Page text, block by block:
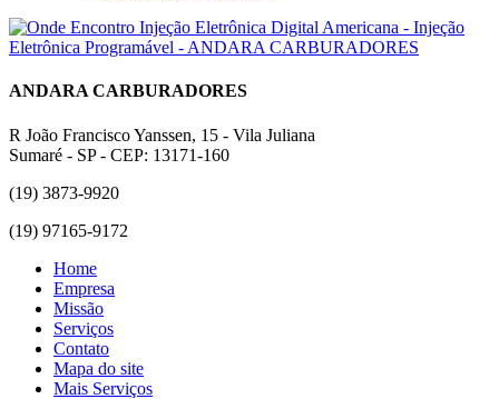
ANDARA CARBURADORES
R João Francisco Yanssen, 15 - Vila Juliana
Sumaré - SP - CEP: 13171-160
(19) 3873-9920
(19) 97165-9172
Home
Empresa
Missão
Serviços
Contato
Mapa do site
Mais Serviços